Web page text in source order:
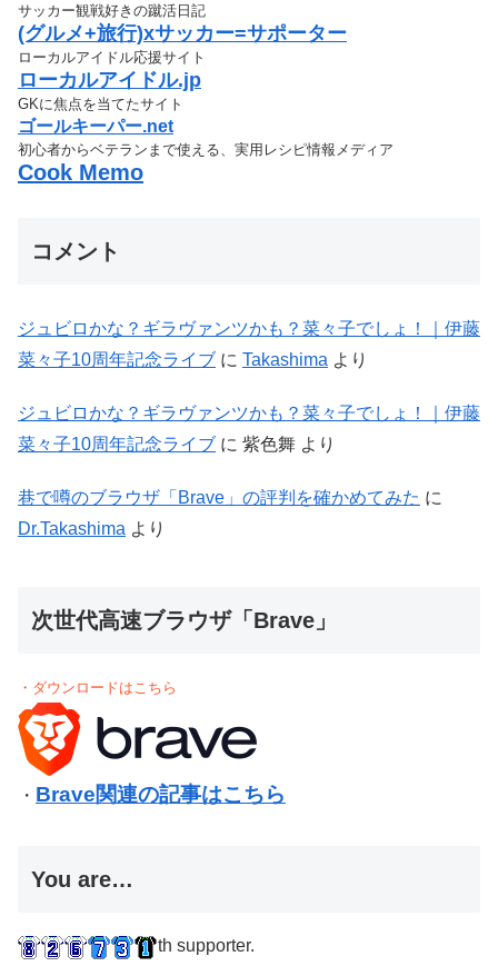
サッカー観戦好きの蹴活日記
(グルメ+旅行)xサッカー=サポーター
ローカルアイドル応援サイト
ローカルアイドル.jp
GKに焦点を当てたサイト
ゴールキーパー.net
初心者からベテランまで使える、実用レシピ情報メディア
Cook Memo
コメント
ジュビロかな？ギラヴァンツかも？菜々子でしょ！｜伊藤
菜々子10周年記念ライブ に Takashima より
ジュビロかな？ギラヴァンツかも？菜々子でしょ！｜伊藤
菜々子10周年記念ライブ に 紫色舞 より
巷で噂のブラウザ「Brave」の評判を確かめてみた に
Dr.Takashima より
次世代高速ブラウザ「Brave」
・ダウンロードはこちら
・ Brave関連の記事はこちら
You are…
th supporter.